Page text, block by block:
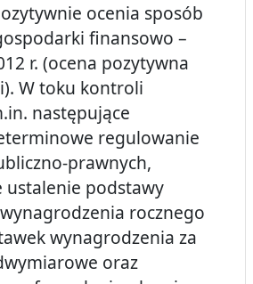
ocenia sposób
finansowo –
r. (ocena pozytywna
W toku kontroli
następujące
regulowanie
prawnych,
ustalenie podstawy
rocznego
wynagrodzenia za
oraz